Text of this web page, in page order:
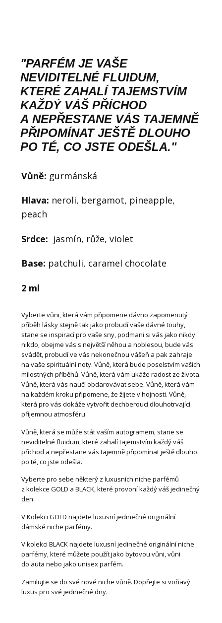
"PARFÉM JE VAŠE
NEVIDITELNÉ FLUIDUM,
KTERÉ ZAHALÍ TAJEMSTVÍM
KAŽDÝ VÁŠ PŘÍCHOD
A NEPŘESTANE VÁS TAJEMNĚ
PŘIPOMÍNAT JEŠTĚ DLOUHO
PO TÉ, CO JSTE ODEŠLA."
Vůně: gurmánská
Hlava: neroli, bergamot, pineapple,
peach
Srdce: jasmín, růže, violet
Base: patchuli, caramel chocolate
2 ml
Vyberte vůni, která vám připomene dávno zapomenutý
příběh lásky stejně tak jako probudí vaše dávné touhy,
stane se inspirací pro vaše sny, podmani si vás jako nikdy
nikdo, obejme vás s největší něhou a noblesou, bude vás
svádět, probudí ve vás nekonečnou vášeň a pak zahraje
na vaše spirituální noty. Vůně, která bude poselstvím vašich
milostných příběhů. Vůně, která vám ukáže radost ze života.
Vůně, která vás naučí obdarovávat sebe. Vůně, která vám
na každém kroku připomene, že žijete v hojnosti. Vůně,
která pro vás dokáže vytvořit dechberoucí dlouhotrvající
příjemnou atmosféru.
Vůně, která se může stát vaším autogramem, stane se
neviditelné fluidum, které zahalí tajemstvím každý váš
příchod a nepřestane vás tajemně připomínat ještě dlouho
po té, co jste odešla.
Vyberte pro sebe některý z luxusních niche parfémů
z kolekce GOLD a BLACK, které provoní každý váš jedinečný
den.
V Kolekci GOLD najdete luxusní jedinečné originální
dámské niche parfémy.
V kolekci BLACK najdete luxusní jedinečné originální niche
parfémy, které můžete použít jako bytovou vůni, vůni
do auta nebo jako unisex parfém.
Zamilujte se do své nové niche vůně. Dopřejte si voňavý
luxus pro své jedinečné dny.